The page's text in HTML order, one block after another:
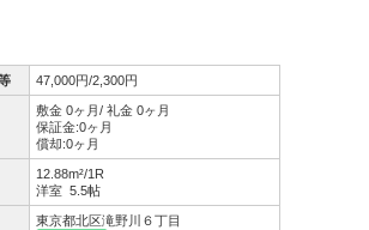
47,000円/2,300円
敷金 0ヶ月/ 礼金 0ヶ月
保証金:0ヶ月
償却:0ヶ月
12.88m²/1R
洋室 5.5帖
東京都北区滝野川６丁目